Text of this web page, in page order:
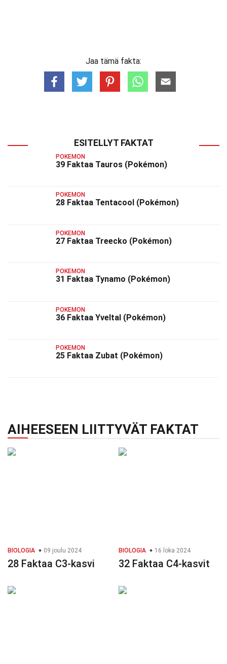
Jaa tämä fakta:
ESITELLYT FAKTAT
POKEMON
39 Faktaa Tauros (Pokémon)
POKEMON
28 Faktaa Tentacool (Pokémon)
POKEMON
27 Faktaa Treecko (Pokémon)
POKEMON
31 Faktaa Tynamo (Pokémon)
POKEMON
36 Faktaa Yveltal (Pokémon)
POKEMON
25 Faktaa Zubat (Pokémon)
AIHEESEEN LIITTYVÄT FAKTAT
BIOLOGIA 09 joulu 2024
28 Faktaa C3-kasvi
BIOLOGIA 16 loka 2024
32 Faktaa C4-kasvit